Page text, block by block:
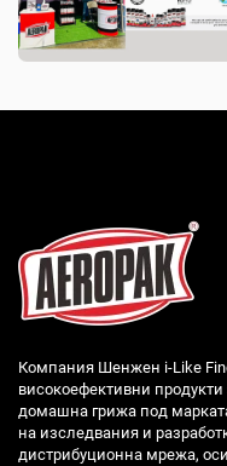
Компания Шенжен i-Like
високоефективни
домашна грижа под
на изследвания и
дистрибуционна мрежа,